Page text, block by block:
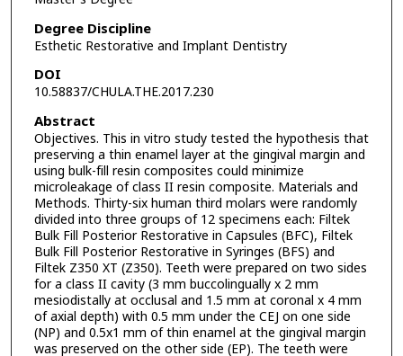
Degree Discipline
Esthetic Restorative and Implant Dentistry
DOI
10.58837/CHULA.THE.2017.230
Abstract
Objectives. This in vitro study tested the hypothesis that
preserving a thin enamel layer at the gingival margin and
using bulk-fill resin composites could minimize
microleakage of class II resin composite. Materials and
Methods. Thirty-six human third molars were randomly
divided into three groups of 12 specimens each: Filtek
Bulk Fill Posterior Restorative in Capsules (BFC), Filtek
Bulk Fill Posterior Restorative in Syringes (BFS) and
Filtek Z350 XT (Z350). Teeth were prepared on two sides
for a class II cavity (3 mm buccolingually x 2 mm
mesiodistally at occlusal and 1.5 mm at coronal x 4 mm
of axial depth) with 0.5 mm under the CEJ on one side
(NP) and 0.5x1 mm of thin enamel at the gingival margin
was preserved on the other side (EP). The teeth were